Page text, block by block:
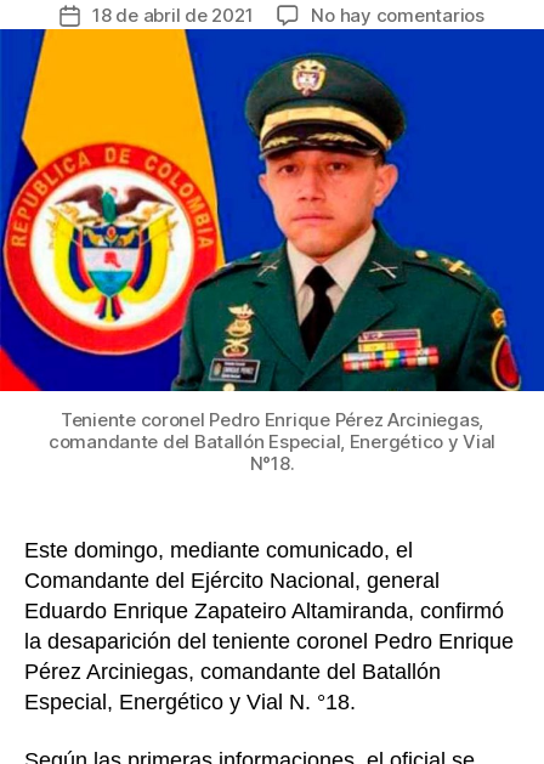
c
e
b
o
o
k
itt
er
ail er
e
st
m
ar
tir
Fecha18 de abril de 2021 No hay comentariosen
Pérez
Teniente coronel Pedro Enrique Pérez Arciniegas,
comandante del Batallón Especial, Energético y Vial
N°18.
Este domingo, mediante comunicado, el
Comandante del Ejército Nacional, general
Eduardo Enrique Zapateiro Altamiranda, confirmó
la desaparición del teniente coronel Pedro Enrique
Pérez Arciniegas, comandante del Batallón
Especial, Energético y Vial N. °18.